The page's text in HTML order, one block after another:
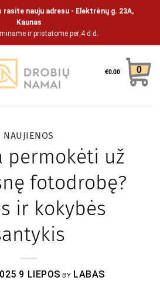
rasite nauju adresu - Elektrėnų g. 23A,
Kaunas
ir pristatome per 4 d.d.
€0.00 0
NAUJIENOS
permokėti už
fotodrobę?
ir kokybės
9 LIEPOS BY LABAS